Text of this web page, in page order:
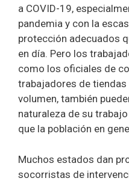
a COVID-19,
pandemia y con la
protección adecuados
en día. Pero los
como los oficiales de
trabajadores de
volumen, también
naturaleza de su
que la población en
Muchos estados dan
socorristas de